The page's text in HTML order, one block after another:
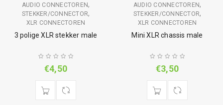
AUDIO CONNECTOREN,
STEKKER/CONNECTOR,
XLR CONNECTOREN
3 polige XLR stekker male
€4,50
AUDIO CONNECTOREN,
STEKKER/CONNECTOR,
XLR CONNECTOREN
Mini XLR chassis male
€3,50